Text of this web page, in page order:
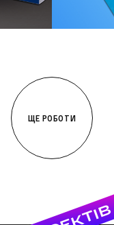
ЩЕ РОБОТИ